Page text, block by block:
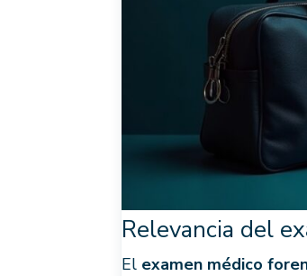
Relevancia del
El examen médico